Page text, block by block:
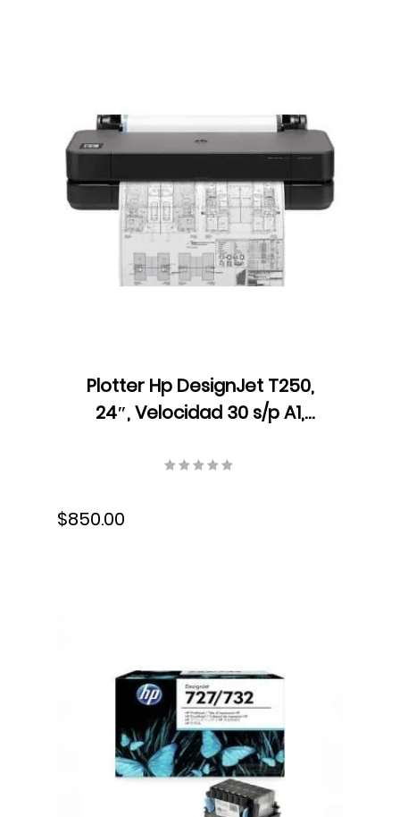
Plotter Hp DesignJet T250,
24″, Velocidad 30 s/p A1,
Ethernet, USB, Wifi, Tinta,
$850.00